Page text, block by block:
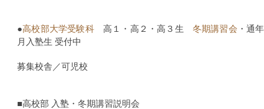
●高校部大学受験科高１・高２・高３生 冬期講習会 ・通
月入塾生 受付中
募集校舎／可児校
■高校部 入塾・冬期講習説明会